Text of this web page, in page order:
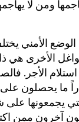
ومن لا
الوضع الأمني
الأخرى هي
الأجر.
ما يحصلون
يجمعونها